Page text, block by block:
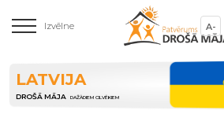
Izvēlne A-
LATVIJA
DROŠĀ MĀJA DAŽĀDIEM CILVĒKIEM